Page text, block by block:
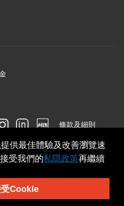
條款及細則
All rights reserved.
供最佳體驗及改善瀏覽速
受我們的私隱政策再繼續
Cookie